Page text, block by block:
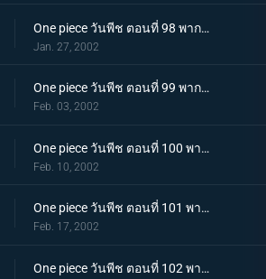
One piece วันพีช ตอนที่ 98 พากย์ไทย กลุ่มโจรสลัดแห่งทะเลทรายปรากฏกาย เหล่าบุรุษผู้มีชีวิตอย่างเสรี
Jan. 27, 2002
One piece วันพีช ตอนที่ 99 พากย์ไทย ความมุ่งมั่นจอมปลอม หัวใจของทหารกองกำลังปฏิวัติ คามิล
Feb. 03, 2002
One piece วันพีช ตอนที่ 100 พากย์ไทย นักรบแห่งกองกำลังปฏิวัติ โคซ่า ความฝันที่สาบานไว้กับวีวี่
Feb. 10, 2002
One piece วันพีช ตอนที่ 101 พากย์ไทย ศึกตัดสินแห่งเปลวเพลิง เอส ปะทะ มนุษย์แมงป่อง
Feb. 17, 2002
One piece วันพีช ตอนที่ 102 พากย์ไทย ซากโบราณและเด็กหลงทาง วีวี่กับพรรคพวกและประเทศ